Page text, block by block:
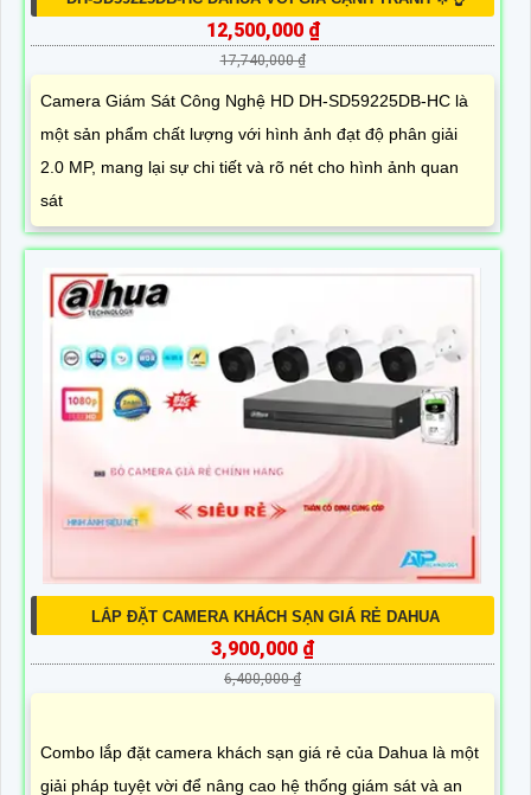
12,500,000 ₫
17,740,000 ₫
Camera Giám Sát Công Nghệ HD DH-SD59225DB-HC là
một sản phẩm chất lượng với hình ảnh đạt độ phân giải
2.0 MP, mang lại sự chi tiết và rõ nét cho hình ảnh quan
sát
LẮP ĐẶT CAMERA KHÁCH SẠN GIÁ RẺ DAHUA
3,900,000 ₫
6,400,000 ₫
Combo lắp đặt camera khách sạn giá rẻ của Dahua là một
giải pháp tuyệt vời để nâng cao hệ thống giám sát và an